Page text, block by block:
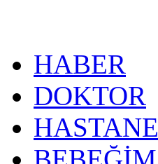
HABER
DOKTOR
HASTANE